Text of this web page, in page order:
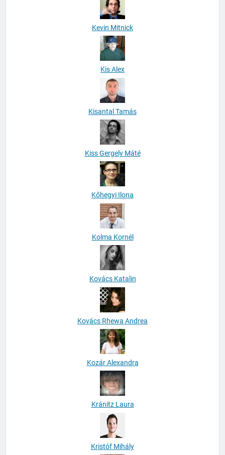
Kevin Mitnick
Kis Alex
Kisantal Tamás
Kiss Gergely Máté
Kőhegyi Ilona
Kolma Kornél
Kovács Katalin
Kovács Rhewa Andrea
Kozár Alexandra
Kránitz Laura
Kristóf Mihály